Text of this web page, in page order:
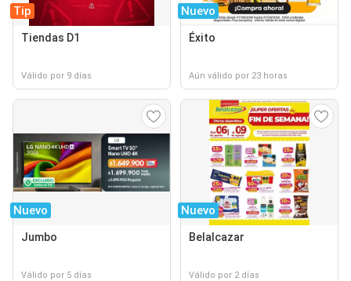
Tip
Tiendas D1
Válido por 9 días
Nuevo
Éxito
Aún válido por 23 horas
Nuevo
Jumbo
Válido por 5 días
Nuevo
Belalcazar
Válido por 2 días